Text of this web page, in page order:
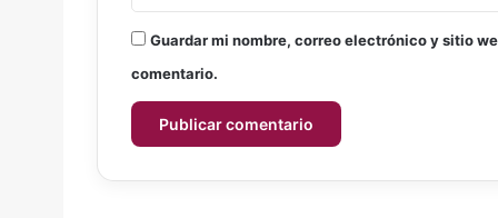
Guardar mi nombre, correo electrónico y sitio
comentario.